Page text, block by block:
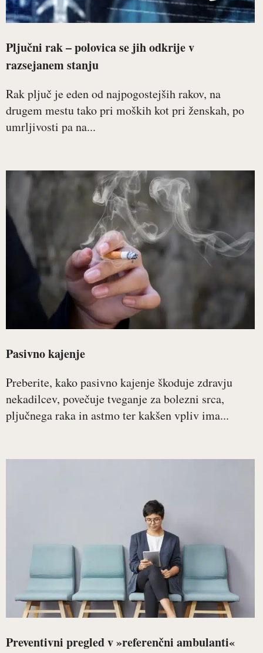
Pljučni rak – polovica se jih odkrije v
razsejanem stanju
Rak pljuč je eden od najpogostejših rakov, na
drugem mestu tako pri moških kot pri ženskah, po
umrljivosti pa na...
Pasivno kajenje
Preberite, kako pasivno kajenje škoduje zdravju
nekadilcev, povečuje tveganje za bolezni srca,
pljučnega raka in astmo ter kakšen vpliv ima...
Preventivni pregled v »referenčni ambulanti«